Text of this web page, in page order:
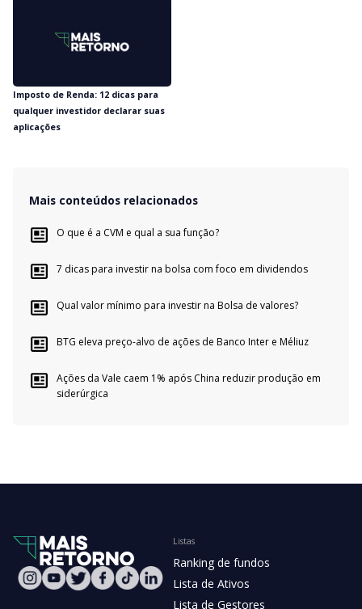
Imposto de Renda: 12 dicas para
qualquer investidor declarar suas
aplicações
Mais conteúdos relacionados
O que é a CVM e qual a sua função?
7 dicas para investir na bolsa com foco em dividendos
Qual valor mínimo para investir na Bolsa de valores?
BTG eleva preço-alvo de ações de Banco Inter e Méliuz
Ações da Vale caem 1% após China reduzir produção em
siderúrgica
Listas
Ranking de fundos
Lista de Ativos
Lista de Gestores